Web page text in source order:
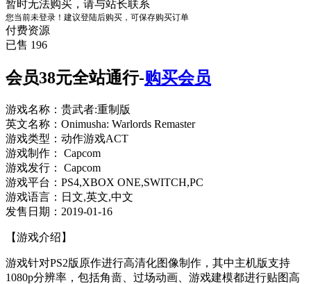
暂时无法购买，请与站长联系
您当前未登录！建议登陆后购买，可保存购买订单
付费资源
已售 196
会员38元全站通行-购买会员
游戏名称：贵武者:重制版
英文名称：Onimusha: Warlords Remaster
游戏类型：动作游戏ACT
游戏制作： Capcom
游戏发行： Capcom
游戏平台：PS4,XBOX ONE,SWITCH,PC
游戏语言：日文,英文,中文
发售日期：2019-01-16
【游戏介绍】
游戏针对PS2版原作进行高清化图像制作，其中主机版支持
1080p分辨率，包括角啬、过场动画、游戏建模都进行贴图高